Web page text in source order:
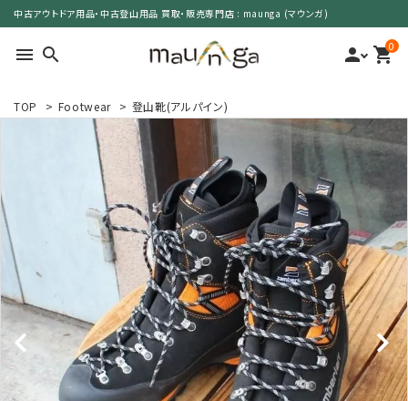
中古アウトドア用品・中古登山用品 買取・販売専門店 : maunga (マウンガ)
menu search person 0
shopping_cart
search
カテゴリーで選ぶ
特集で選ぶ
価格で選ぶ
買取案内
TOP > Footwear > 登山靴(アルパイン)